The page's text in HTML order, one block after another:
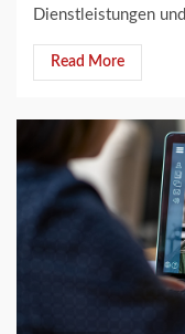
Dienstleistungen
Read More